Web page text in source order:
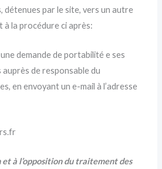
détenues par le site, vers un autre
à la procédure ci après:
demande de portabilité e ses
de responsable du
en envoyant un e-mail à l’adresse
à l’opposition du traitement des